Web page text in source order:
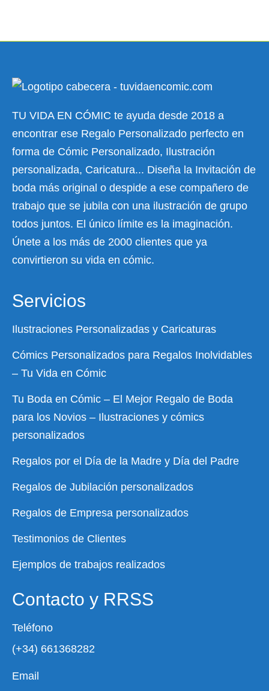
TU VIDA EN CÓMIC te ayuda desde 2018 a
encontrar ese Regalo Personalizado perfecto en
forma de Cómic Personalizado, Ilustración
personalizada, Caricatura... Diseña la Invitación de
boda más original o despide a ese compañero de
trabajo que se jubila con una ilustración de grupo
todos juntos. El único límite es la imaginación.
Únete a los más de 2000 clientes que ya
convirtieron su vida en cómic.
Servicios
Ilustraciones Personalizadas y Caricaturas
Cómics Personalizados para Regalos Inolvidables
– Tu Vida en Cómic
Tu Boda en Cómic – El Mejor Regalo de Boda
para los Novios – Ilustraciones y cómics
personalizados
Regalos por el Día de la Madre y Día del Padre
Regalos de Jubilación personalizados
Regalos de Empresa personalizados
Testimonios de Clientes
Ejemplos de trabajos realizados
Contacto y RRSS
Teléfono
(+34) 661368282
Email